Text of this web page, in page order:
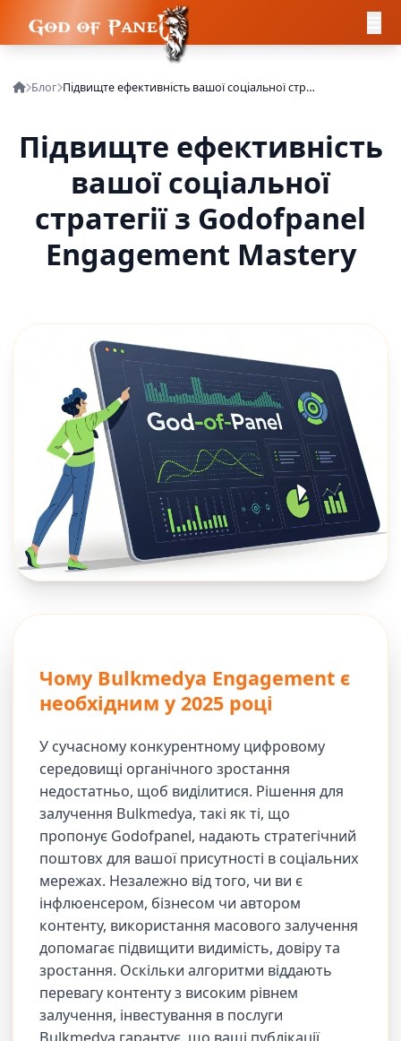
Блог Підвищте ефективність вашої соціальної стратегії з Godofpanel Engagement Mastery
Підвищте ефективність
вашої соціальної
стратегії з Godofpanel
Engagement Mastery
Чому Bulkmedya Engagement є
необхідним у 2025 році
У сучасному конкурентному цифровому
середовищі органічного зростання
недостатньо, щоб виділитися. Рішення для
залучення Bulkmedya, такі як ті, що
пропонує Godofpanel, надають стратегічний
поштовх для вашої присутності в соціальних
мережах. Незалежно від того, чи ви є
інфлюенсером, бізнесом чи автором
контенту, використання масового залучення
допомагає підвищити видимість, довіру та
зростання. Оскільки алгоритми віддають
перевагу контенту з високим рівнем
залучення, інвестування в послуги